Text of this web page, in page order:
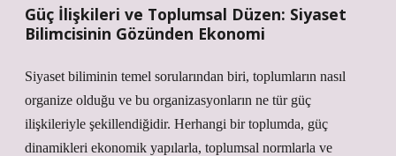
Güç İlişkileri ve Toplumsal Düzen: Siyaset
Bilimcisinin Gözünden Ekonomi
Siyaset biliminin temel sorularından biri, toplumların nasıl
organize olduğu ve bu organizasyonların ne tür güç
ilişkileriyle şekillendiğidir. Herhangi bir toplumda, güç
dinamikleri ekonomik yapılarla, toplumsal normlarla ve